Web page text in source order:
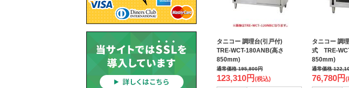
タニコー 調理台(引戸付)
TRE-WCT-180ANB(高さ
850mm)
通常価格195,800円
123,310円 (税込)
タニコー 調
式 TRE-
850mm)
通常価格
76,780円 (